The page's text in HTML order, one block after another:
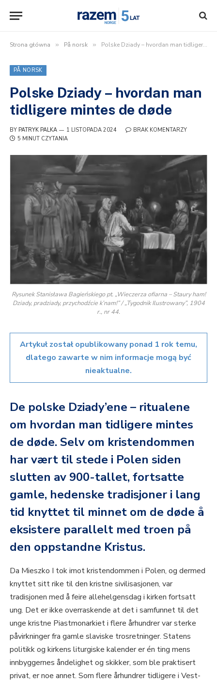
Strona główna » På norsk » Polske Dziady – hvordan man tidligere mintes de døde
PÅ NORSK
Polske Dziady – hvordan man
tidligere mintes de døde
BY PATRYK PALKA 1 LISTOPADA 2024
BRAK KOMENTARZY
5 MINUT CZYTANIA
Rysunek Stanisława Bagieńskiego pt. „Wieczerza ofiarna – Staury ham!
Dziady, pradziady, przychodźcie k’nam!” / „Tygodnik Ilustrowany”, 1904
r., nr 44.
Artykuł został opublikowany ponad 1 rok temu,
dlatego zawarte w nim informacje mogą być
nieaktualne.
De polske Dziady’ene – ritualene
om hvordan man tidligere mintes
de døde. Selv om kristendommen
har vært til stede i Polen siden
slutten av 900-tallet, fortsatte
gamle, hedenske tradisjoner i lang
tid knyttet til minnet om de døde å
eksistere parallelt med troen på
den oppstandne Kristus.
Da Mieszko I tok imot kristendommen i Polen, og dermed
knyttet sitt rike til den kristne sivilisasjonen, var
tradisjonen med å feire allehelgensdag i kirken fortsatt
ung. Det er ikke overraskende at det i samfunnet til det
unge kristne Piastmonarkiet i flere århundrer var sterke
påvirkninger fra gamle slaviske trosretninger. Statens
politikk og kirkens liturgiske kalender er én ting mens
innbyggernes åndelighet og skikker, som ble praktisert
privat, er noe annet. Som flere århundrer tidligere i Vest-